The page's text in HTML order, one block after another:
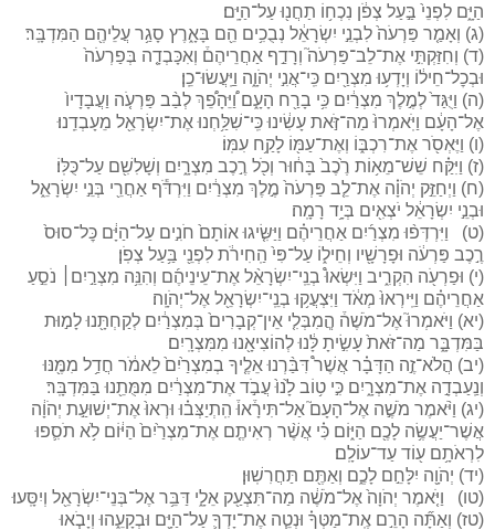
הַיָּ֑ם לִפְנֵי֙ בַּ֣עַל צְפֹ֔ן נִכְח֥וֹ תַחֲנ֖וּ עַל־הַיָּֽם׃
(ג) וְאָמַ֤ר פַּרְעֹה֙ לִבְנֵ֣י יִשְׂרָאֵ֔ל נְבֻכִ֥ים הֵ֖ם בָּאָ֑רֶץ סָגַ֥ר עֲלֵיהֶ֖ם הַמִּדְבָּֽר׃
(ד) וְחִזַּקְתִּ֣י אֶת־לֵב־פַּרְעֹה֮ וְרָדַ֣ף אַחֲרֵיהֶם֒ וְאִכָּבְדָ֤ה בְּפַרְעֹה֙
וּבְכׇל־חֵיל֔וֹ וְיָדְע֥וּ מִצְרַ֖יִם כִּֽי־אֲנִ֣י יְהֹוָ֑ה וַיַּֽעֲשׂוּ־כֵֽן׃
(ה) וַיֻּגַּד֙ לְמֶ֣לֶךְ מִצְרַ֔יִם כִּ֥י בָרַ֖ח הָעָ֑ם וַ֠יֵּהָפֵ֠ךְ לְבַ֨ב פַּרְעֹ֤ה וַעֲבָדָיו֙
אֶל־הָעָ֔ם וַיֹּֽאמְרוּ֙ מַה־זֹּ֣את עָשִׂ֔ינוּ כִּֽי־שִׁלַּ֥חְנוּ אֶת־יִשְׂרָאֵ֖ל מֵעָבְדֵֽנוּ׃
(ו) וַיֶּאְסֹ֖ר אֶת־רִכְבּ֑וֹ וְאֶת־עַמּ֖וֹ לָקַ֥ח עִמּֽוֹ׃
(ז) וַיִּקַּ֗ח שֵׁשׁ־מֵא֥וֹת רֶ֙כֶב֙ בָּח֔וּר וְכֹ֖ל רֶ֣כֶב מִצְרָ֑יִם וְשָׁלִשִׁ֖ם עַל־כֻּלּֽוֹ׃
(ח) וַיְחַזֵּ֣ק יְהֹוָ֗ה אֶת־לֵ֤ב פַּרְעֹה֙ מֶ֣לֶךְ מִצְרַ֔יִם וַיִּרְדֹּ֕ף אַחֲרֵ֖י בְּנֵ֣י יִשְׂרָאֵ֑ל
וּבְנֵ֣י יִשְׂרָאֵ֔ל יֹצְאִ֖ים בְּיָ֥ד רָמָֽה׃
(ט) וַיִּרְדְּפ֨וּ מִצְרַ֜יִם אַחֲרֵיהֶ֗ם וַיַּשִּׂ֤יגוּ אוֹתָם֙ חֹנִ֣ים עַל־הַיָּ֔ם כׇּל־סוּס֙
רֶ֣כֶב פַּרְעֹ֔ה וּפָרָשָׁ֖יו וְחֵיל֑וֹ עַל־פִּי֙ הַֽחִירֹ֔ת לִפְנֵ֖י בַּ֥עַל צְפֹֽן׃
(י) וּפַרְעֹ֖ה הִקְרִ֑יב וַיִּשְׂאוּ֩ בְנֵֽי־יִשְׂרָאֵ֨ל אֶת־עֵינֵיהֶ֜ם וְהִנֵּ֥ה מִצְרַ֣יִם׀ נֹסֵ֣עַ
אַחֲרֵיהֶ֗ם וַיִּֽירְאוּ֙ מְאֹ֔ד וַיִּצְעֲק֥וּ בְנֵֽי־יִשְׂרָאֵ֖ל אֶל־יְהֹוָֽה׃
(יא) וַיֹּאמְרוּ֮ אֶל־מֹשֶׁה֒ הֲֽמִבְּלִ֤י אֵין־קְבָרִים֙ בְּמִצְרַ֔יִם לְקַחְתָּ֖נוּ לָמ֣וּת
בַּמִּדְבָּ֑ר מַה־זֹּאת֙ עָשִׂ֣יתָ לָּ֔נוּ לְהוֹצִיאָ֖נוּ מִמִּצְרָֽיִם׃
(יב) הֲלֹא־זֶ֣ה הַדָּבָ֗ר אֲשֶׁר֩ דִּבַּ֨רְנוּ אֵלֶ֤יךָ בְמִצְרַ֙יִם֙ לֵאמֹ֔ר חֲדַ֥ל מִמֶּ֖נּוּ
וְנַֽעַבְדָ֣ה אֶת־מִצְרָ֑יִם כִּ֣י ט֥וֹב לָ֙נוּ֙ עֲבֹ֣ד אֶת־מִצְרַ֔יִם מִמֻּתֵ֖נוּ בַּמִּדְבָּֽר׃
(יג) וַיֹּ֨אמֶר מֹשֶׁ֣ה אֶל־הָעָם֮ אַל־תִּירָ֒אוּ֒ הִֽתְיַצְּב֗וּ וּרְאוּ֙ אֶת־יְשׁוּעַ֣ת יְהֹוָ֔ה
אֲשֶׁר־יַעֲשֶׂ֥ה לָכֶ֖ם הַיּ֑וֹם כִּ֗י אֲשֶׁ֨ר רְאִיתֶ֤ם אֶת־מִצְרַ֙יִם֙ הַיּ֔וֹם לֹ֥א תֹסִ֛פוּ
לִרְאֹתָ֥ם ע֖וֹד עַד־עוֹלָֽם׃
(יד) יְהֹוָ֖ה יִלָּחֵ֣ם לָכֶ֑ם וְאַתֶּ֖ם תַּחֲרִשֽׁוּן׃
(טו) וַיֹּ֤אמֶר יְהֹוָה֙ אֶל־מֹשֶׁ֔ה מַה־תִּצְעַ֖ק אֵלָ֑י דַּבֵּ֥ר אֶל־בְּנֵי־יִשְׂרָאֵ֖ל וְיִסָּֽעוּ׃
(טז) וְאַתָּ֞ה הָרֵ֣ם אֶֽת־מַטְּךָ֗ וּנְטֵ֧ה אֶת־יָדְךָ֛ עַל־הַיָּ֖ם וּבְקָעֵ֑הוּ וְיָבֹ֧אוּ